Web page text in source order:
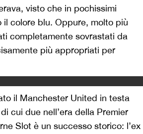
visto che in pochissimi
colore blu. Oppure, molto più
completamente sovrastati da
più appropriati per
il Manchester United in testa
cui due nell’era della Premier
Slot è un successo storico: l’ex